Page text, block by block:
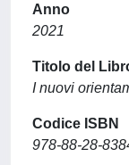
Anno
2021
Titolo del
I nuovi
Codice ISBN
978-88-28-